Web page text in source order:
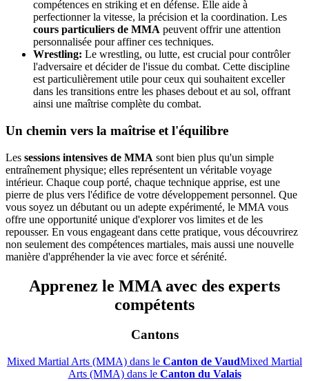
compétences en striking et en défense. Elle aide à
perfectionner la vitesse, la précision et la coordination. Les
cours particuliers de MMA peuvent offrir une attention
personnalisée pour affiner ces techniques.
Wrestling: Le wrestling, ou lutte, est crucial pour contrôler
l'adversaire et décider de l'issue du combat. Cette discipline
est particulièrement utile pour ceux qui souhaitent exceller
dans les transitions entre les phases debout et au sol, offrant
ainsi une maîtrise complète du combat.
Un chemin vers la maîtrise et l'équilibre
Les sessions intensives de MMA sont bien plus qu'un simple
entraînement physique; elles représentent un véritable voyage
intérieur. Chaque coup porté, chaque technique apprise, est une
pierre de plus vers l'édifice de votre développement personnel. Que
vous soyez un débutant ou un adepte expérimenté, le MMA vous
offre une opportunité unique d'explorer vos limites et de les
repousser. En vous engageant dans cette pratique, vous découvrirez
non seulement des compétences martiales, mais aussi une nouvelle
manière d'appréhender la vie avec force et sérénité.
Apprenez le MMA avec des experts
compétents
Cantons
Mixed Martial Arts (MMA) dans le Canton de VaudMixed Martial
Arts (MMA) dans le Canton du Valais